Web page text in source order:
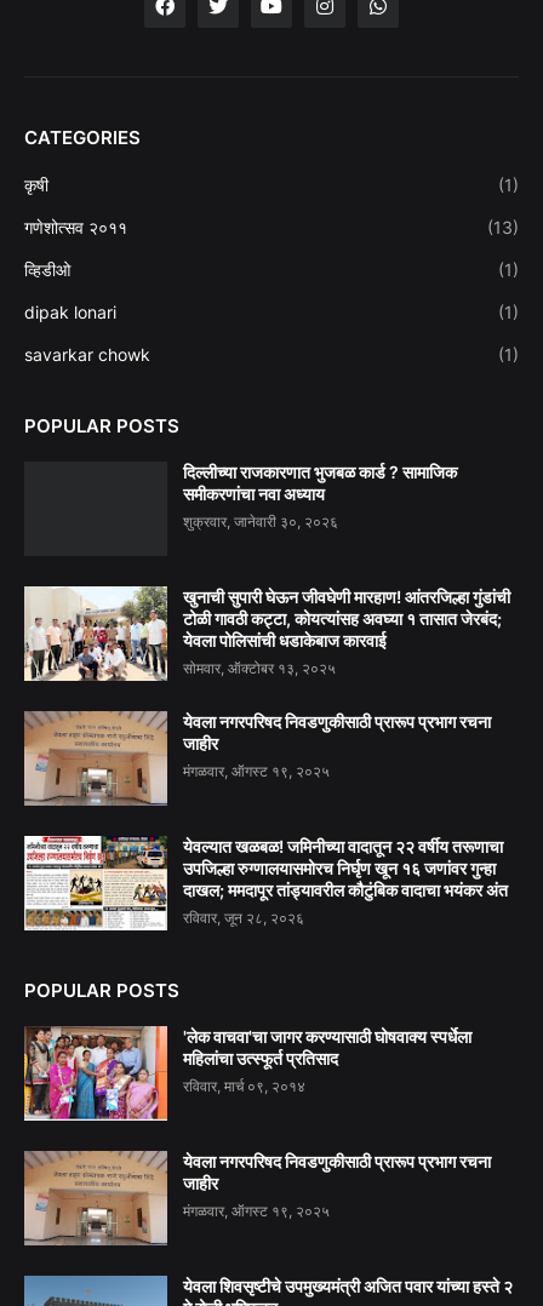
CATEGORIES
कृषी (1)
गणेशोत्सव २०११ (13)
व्हिडीओ (1)
dipak lonari (1)
savarkar chowk (1)
POPULAR POSTS
दिल्लीच्या राजकारणात भुजबळ कार्ड ? सामाजिक
समीकरणांचा नवा अध्याय
शुक्रवार, जानेवारी ३०, २०२६
खुनाची सुपारी घेऊन जीवघेणी मारहाण! आंतरजिल्हा गुंडांची
टोळी गावठी कट्टा, कोयत्यांसह अवघ्या १ तासात जेरबंद;
येवला पोलिसांची धडाकेबाज कारवाई
सोमवार, ऑक्टोबर १३, २०२५
येवला नगरपरिषद निवडणुकीसाठी प्रारूप प्रभाग रचना
जाहीर
मंगळवार, ऑगस्ट १९, २०२५
येवल्यात खळबळ! जमिनीच्या वादातून २२ वर्षीय तरूणाचा
उपजिल्हा रुग्णालयासमोरच निर्घृण खून १६ जणांवर गुन्हा
दाखल; ममदापूर तांड्यावरील कौटुंबिक वादाचा भयंकर अंत
रविवार, जून २८, २०२६
POPULAR POSTS
'लेक वाचवा'चा जागर करण्यासाठी घोषवाक्य स्पर्धेला
महिलांचा उत्स्फूर्त प्रतिसाद
रविवार, मार्च ०९, २०१४
येवला नगरपरिषद निवडणुकीसाठी प्रारूप प्रभाग रचना
जाहीर
मंगळवार, ऑगस्ट १९, २०२५
येवला शिवसृष्टीचे उपमुख्यमंत्री अजित पवार यांच्या हस्ते २